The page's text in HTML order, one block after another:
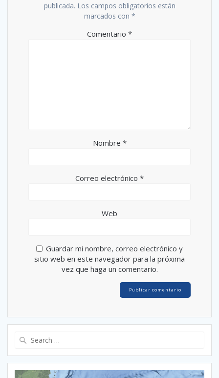
publicada. Los campos obligatorios están
marcados con *
Comentario *
Nombre *
Correo electrónico *
Web
Guardar mi nombre, correo electrónico y
sitio web en este navegador para la próxima
vez que haga un comentario.